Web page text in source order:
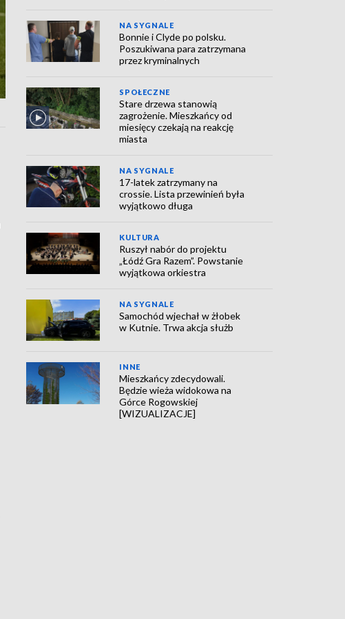
NA SYGNALE
Bonnie i Clyde po polsku.
Poszukiwana para zatrzymana
przez kryminalnych
SPOŁECZNE
Stare drzewa stanowią
zagrożenie. Mieszkańcy od
miesięcy czekają na reakcję
miasta
NA SYGNALE
17-latek zatrzymany na
crossie. Lista przewinień była
wyjątkowo długa
KULTURA
Ruszył nabór do projektu
„Łódź Gra Razem”. Powstanie
wyjątkowa orkiestra
NA SYGNALE
Samochód wjechał w żłobek
w Kutnie. Trwa akcja służb
INNE
Mieszkańcy zdecydowali.
Będzie wieża widokowa na
Górce Rogowskiej
[WIZUALIZACJE]